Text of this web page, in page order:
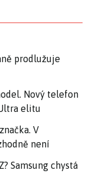
prodlužuje
Nový telefon
elitu
V
není
Samsung chystá